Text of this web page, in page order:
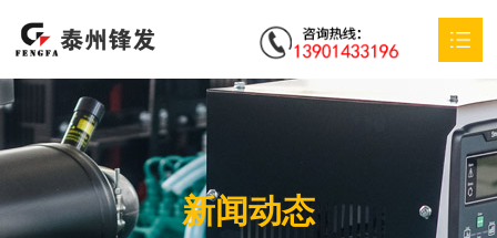
关于我们
产品中心 新闻动态